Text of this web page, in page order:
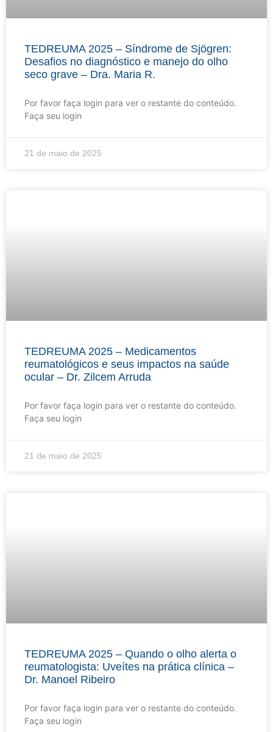
TEDREUMA 2025 – Síndrome de Sjögren:
Desafios no diagnóstico e manejo do olho
seco grave – Dra. Maria R.
Por favor faça login para ver o restante do conteúdo.
Faça seu login
21 de maio de 2025
TEDREUMA 2025 – Medicamentos
reumatológicos e seus impactos na saúde
ocular – Dr. Zilcem Arruda
Por favor faça login para ver o restante do conteúdo.
Faça seu login
21 de maio de 2025
TEDREUMA 2025 – Quando o olho alerta o
reumatologista: Uveítes na prática clínica –
Dr. Manoel Ribeiro
Por favor faça login para ver o restante do conteúdo.
Faça seu login